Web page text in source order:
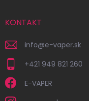
KONTAKT
info@e-vaper.sk
+421 949 821 260
E-VAPER